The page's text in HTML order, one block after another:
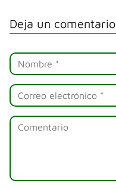
Deja un comentario